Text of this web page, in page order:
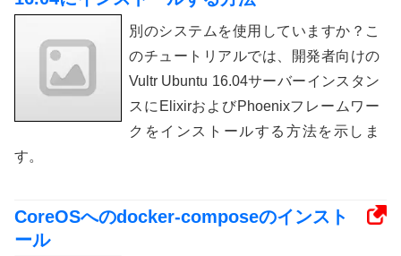
別のシステムを使用していますか？こ
のチュートリアルでは、開発者向けの
Vultr Ubuntu 16.04サーバーインスタン
スにElixirおよびPhoenixフレームワー
クをインストールする方法を示しま
す。
CoreOSへのdocker-composeのインスト
ール